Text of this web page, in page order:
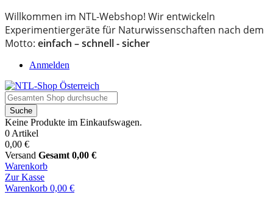
Willkommen im NTL-Webshop! Wir entwickeln
Experimentiergeräte für Naturwissenschaften nach dem
Motto: einfach – schnell - sicher
Anmelden
Suche
Keine Produkte im Einkaufswagen.
0 Artikel
0,00 €
Versand Gesamt 0,00 €
Warenkorb
Zur Kasse
Warenkorb 0,00 €